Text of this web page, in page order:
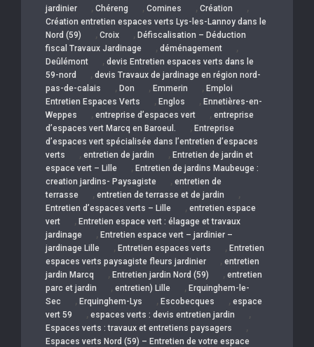
jardinier , Chéreng , Comines , Création ,
Création entretien espaces verts Lys-les-Lannoy dans le
Nord (59)
, Croix , Défiscalisation – Déduction
fiscal Travaux Jardinage
, déménagement ,
Deûlémont , devis Entretien espaces verts dans le
59-nord
, devis Travaux de jardinage en région nord-
pas-de-calais
, Don , Emmerin , Emploi
Entretien Espaces Verts
, Englos , Ennetières-en-
Weppes
, entreprise d’espaces vert , entreprise
d’espaces vert Marcq en Baroeul.
, Entreprise
d’espaces vert spécialisée dans l’entretien d’espaces
verts
, entretien de jardin , Entretien de jardin et
espace vert – Lille
, Entretien de jardins Maubeuge :
creation jardins- Paysagiste
, entretien de
terrasse
, entretien de terrasse et de jardin ,
Entretien d’espaces verts – Lille , entretien espace
vert
, Entretien espace vert : élagage et travaux
jardinage
, Entretien espace vert – jardinier –
jardinage Lille
, Entretien espaces verts , Entretien
espaces verts paysagiste fleurs jardinier
, entretien
jardin Marcq
, Entretien jardin Nord (59) , entretien
parc et jardin
, entretien) Lille , Erquinghem-le-
Sec
, Erquinghem-Lys , Escobecques , espace
vert 59
, espaces verts : devis entretien jardin ,
Espaces verts : travaux et entretiens paysagers ,
Espaces verts Nord (59) – Entretien de votre espace